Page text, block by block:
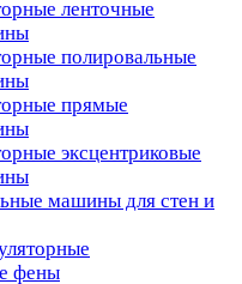
ленточные
полировальные
прямые
эксцентриковые
машины для стен и
фены